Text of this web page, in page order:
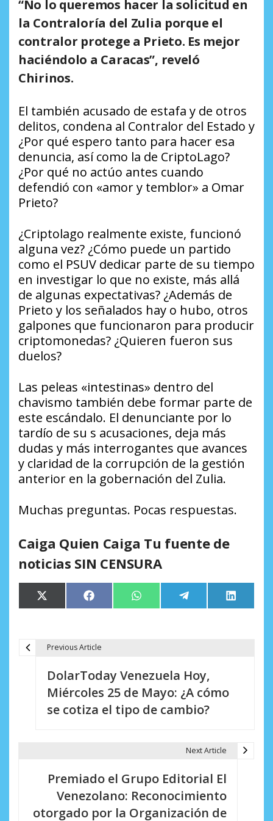
“No lo queremos hacer la solicitud en
la Contraloría del Zulia porque el
contralor protege a Prieto. Es mejor
haciéndolo a Caracas”, reveló
Chirinos.
El también acusado de estafa y de otros
delitos, condena al Contralor del Estado y
¿Por qué espero tanto para hacer esa
denuncia, así como la de CriptoLago?
¿Por qué no actúo antes cuando
defendió con «amor y temblor» a Omar
Prieto?
¿Criptolago realmente existe, funcionó
alguna vez? ¿Cómo puede un partido
como el PSUV dedicar parte de su tiempo
en investigar lo que no existe, más allá
de algunas expectativas? ¿Además de
Prieto y los señalados hay o hubo, otros
galpones que funcionaron para producir
criptomonedas? ¿Quieren fueron sus
duelos?
Las peleas «intestinas» dentro del
chavismo también debe formar parte de
este escándalo. El denunciante por lo
tardío de su s acusaciones, deja más
dudas y más interrogantes que avances
y claridad de la corrupción de la gestión
anterior en la gobernación del Zulia.
Muchas preguntas. Pocas respuestas.
Caiga Quien Caiga Tu fuente de
noticias SIN CENSURA
Compartir
en
X
(Twitter)
Compartir
en
Facebook Compartir
en
WhatsApp Compartir
en
Telegram
en
LinkedIn
Previous Article
DolarToday Venezuela Hoy,
Miércoles 25 de Mayo: ¿A cómo
se cotiza el tipo de cambio?
Next Article
Premiado el Grupo Editorial El
Venezolano: Reconocimiento
otorgado por la Organización de